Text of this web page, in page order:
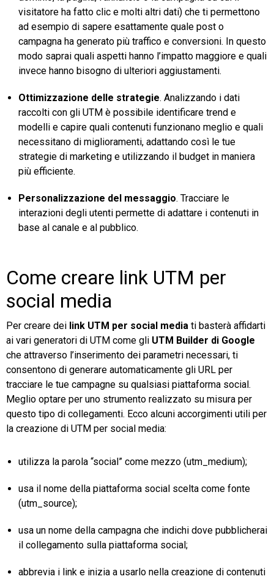
visitatore ha fatto clic e molti altri dati) che ti permettono
ad esempio di sapere esattamente quale post o
campagna ha generato più traffico e conversioni. In questo
modo saprai quali aspetti hanno l’impatto maggiore e quali
invece hanno bisogno di ulteriori aggiustamenti.
Ottimizzazione delle strategie. Analizzando i dati
raccolti con gli UTM è possibile identificare trend e
modelli e capire quali contenuti funzionano meglio e quali
necessitano di miglioramenti, adattando così le tue
strategie di marketing e utilizzando il budget in maniera
più efficiente.
Personalizzazione del messaggio. Tracciare le
interazioni degli utenti permette di adattare i contenuti in
base al canale e al pubblico.
Come creare link UTM per
social media
Per creare dei link UTM per social media ti basterà affidarti
ai vari generatori di UTM come gli UTM Builder di Google
che attraverso l’inserimento dei parametri necessari, ti
consentono di generare automaticamente gli URL per
tracciare le tue campagne su qualsiasi piattaforma social.
Meglio optare per uno strumento realizzato su misura per
questo tipo di collegamenti. Ecco alcuni accorgimenti utili per
la creazione di UTM per social media:
utilizza la parola “social” come mezzo (utm_medium);
usa il nome della piattaforma social scelta come fonte
(utm_source);
usa un nome della campagna che indichi dove pubblicherai
il collegamento sulla piattaforma social;
abbrevia i link e inizia a usarlo nella creazione di contenuti